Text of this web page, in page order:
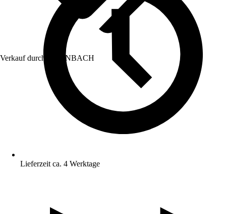
Verkauf durch: HORNBACH
Lieferzeit ca. 4 Werktage